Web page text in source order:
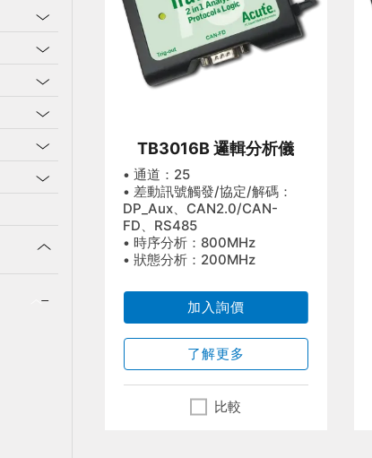
TB3016B 邏輯分析儀
• 通道：25
• 差動訊號觸發/協定/解碼：
DP_Aux、CAN2.0/CAN-
FD、RS485
• 時序分析：800MHz
• 狀態分析：200MHz
加入詢價
了解更多
比較